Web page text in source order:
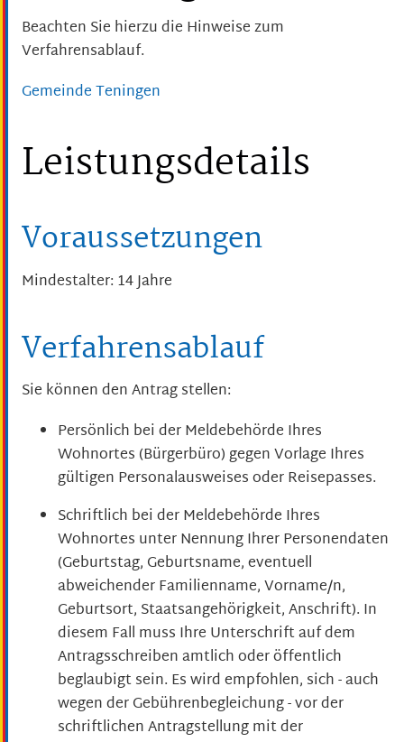
Beachten Sie hierzu die Hinweise zum
Verfahrensablauf.
Gemeinde Teningen
Leistungsdetails
Voraussetzungen
Mindestalter: 14 Jahre
Verfahrensablauf
Sie können den Antrag stellen:
Persönlich bei der Meldebehörde Ihres
Wohnortes (Bürgerbüro) gegen Vorlage Ihres
gültigen Personalausweises oder Reisepasses.
Schriftlich bei der Meldebehörde Ihres
Wohnortes unter Nennung Ihrer Personendaten
(Geburtstag, Geburtsname, eventuell
abweichender Familienname, Vorname/n,
Geburtsort, Staatsangehörigkeit, Anschrift). In
diesem Fall muss Ihre Unterschrift auf dem
Antragsschreiben amtlich oder öffentlich
beglaubigt sein. Es wird empfohlen, sich - auch
wegen der Gebührenbegleichung - vor der
schriftlichen Antragstellung mit der